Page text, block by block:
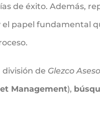
de éxito. Además,
papel fundamental
división de Glezco
Management),